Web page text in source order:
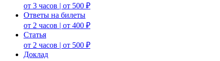
от 3 часов | от 500 ₽
Ответы на билеты
от 2 часов | от 400 ₽
Статья
от 2 часов | от 500 ₽
Доклад